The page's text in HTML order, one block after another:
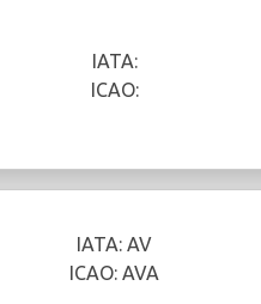
IATA:
ICAO:
IATA: AV
ICAO: AVA